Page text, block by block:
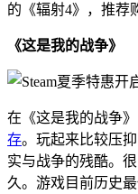
的《辐射4》，推荐
《这是我的战争》
在《这是我的战争
存。玩起来比较压
实与战争的残酷。
久。游戏目前历史